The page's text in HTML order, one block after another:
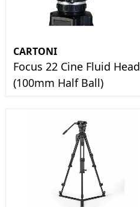
CARTONI
Focus 22 Cine Fluid Head
(100mm Half Ball)